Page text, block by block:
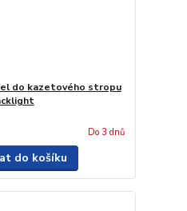
do kazetového stropu
Do 3 dnů
do košíku